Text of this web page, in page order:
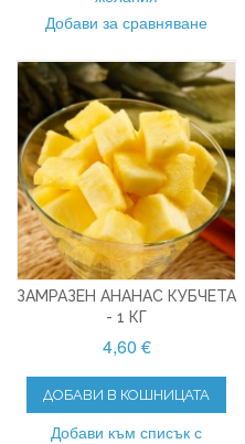
Добави за сравняване
ЗАМРАЗЕН АНАНАС КУБЧЕТА
- 1 КГ
4,60 €
ДОБАВИ В КОШНИЦАТА
Добави към списък с